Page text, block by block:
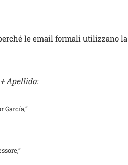
le email formali utilizzano
Apellido:
García,”